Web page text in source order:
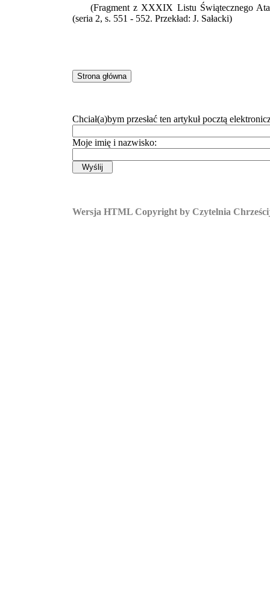
(Fragment z XXXIX Listu Świątecznego
(seria 2, s. 551 - 552. Przekład: J. Sałacki)
Chciał(a)bym przesłać ten artykuł pocztą
Moje imię i nazwisko:
Wersja HTML Copyright by Czytelnia